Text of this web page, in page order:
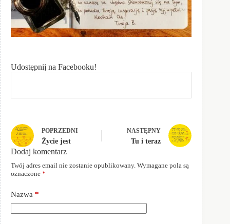
Udostępnij na Facebooku!
POPRZEDNI
Życie jest
NASTĘPNY
Tu i teraz
Dodaj komentarz
Twój adres email nie zostanie opublikowany. Wymagane pola są
oznaczone *
Nazwa *